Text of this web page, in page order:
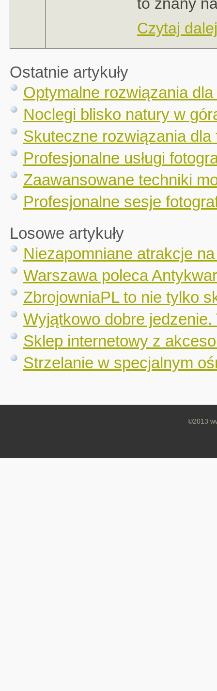
Czytaj
Ostatnie artykuły
Optymalne rozwiązania dla
Noclegi blisko natury w
Skuteczne rozwiązania
Profesjonalne usługi
Zaawansowane techniki
Profesjonalne sesje
Losowe artykuły
Niezapomniane atrakcje
Warszawa poleca
ZbrojowniaPL to nie tylko
Wyjątkowo dobre jedzenie.
Sklep internetowy z
Strzelanie w specjalnym
©2013